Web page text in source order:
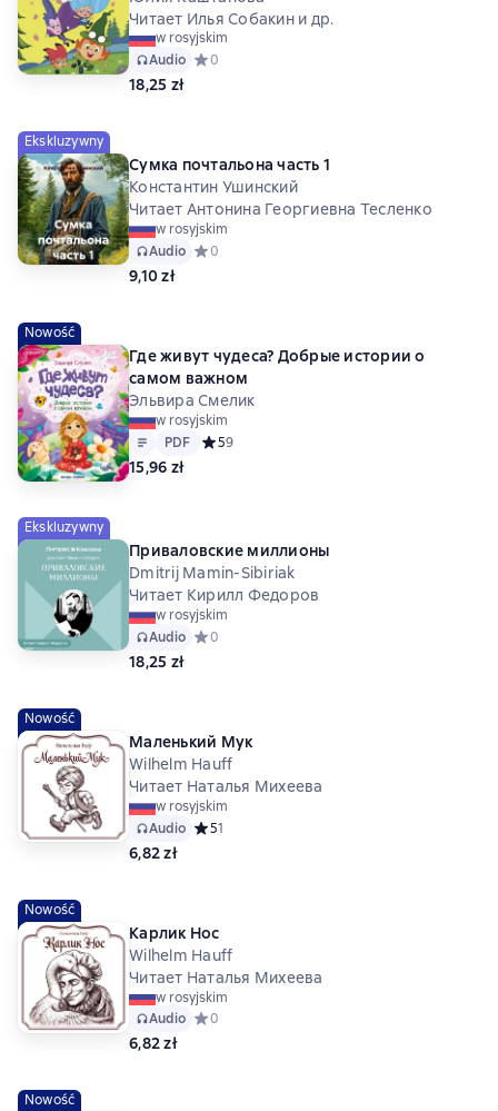
Читает Илья Собакин и др.
w rosyjskim
Audio Средний рейтинг 0 на основе 0 оценок
0
18,25 zł
Ekskluzywny
Сумка почтальона часть 1
Константин Ушинский
Читает Антонина Георгиевна Тесленко
w rosyjskim
Audio Средний рейтинг 0 на основе 0 оценок
0
9,10 zł
Nowość
Где живут чудеса? Добрые истории о
самом важном
Эльвира Смелик
w rosyjskim
Tekst
PDF
PDF Средний рейтинг 5 на основе 9 оценок
59
15,96 zł
Ekskluzywny
Приваловские миллионы
Dmitrij Mamin-Sibiriak
Читает Кирилл Федоров
w rosyjskim
Audio Средний рейтинг 0 на основе 0 оценок
0
18,25 zł
Nowość
Маленький Мук
Wilhelm Hauff
Читает Наталья Михеева
w rosyjskim
Audio Средний рейтинг 5 на основе 1 оценок
51
6,82 zł
Nowość
Карлик Нос
Wilhelm Hauff
Читает Наталья Михеева
w rosyjskim
Audio Средний рейтинг 0 на основе 0 оценок
0
6,82 zł
Nowość